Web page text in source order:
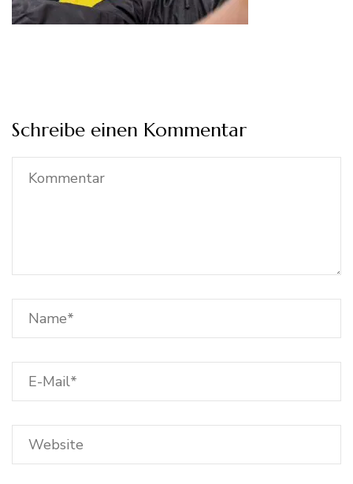
Schreibe einen Kommentar